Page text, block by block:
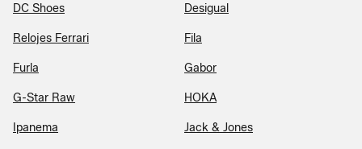
DC Shoes Desigual
Relojes Ferrari Fila
Furla Gabor
G-Star Raw HOKA
Ipanema Jack & Jones